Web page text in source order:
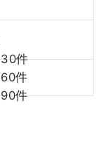
30件
60件
90件